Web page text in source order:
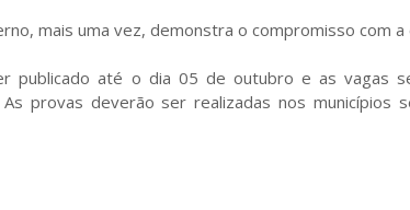
mais uma vez, demonstra o compromisso com a
publicado até o dia 05 de outubro e as vagas
provas deverão ser realizadas nos municípios